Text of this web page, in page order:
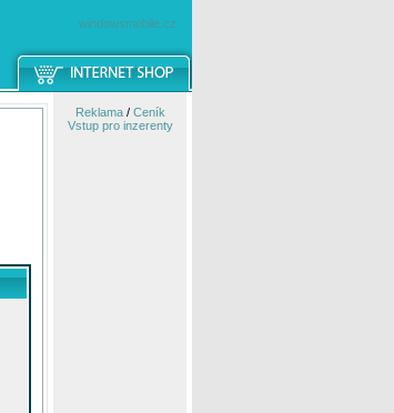
windowsmobile.cz
Reklama/ Ceník
Vstup pro inzerenty